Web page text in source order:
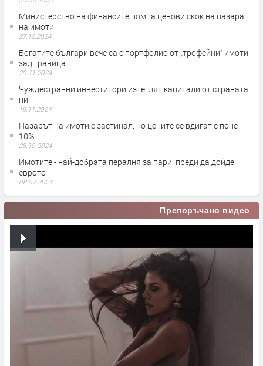
Министерство на финансите помпа ценови скок на пазара
на имоти
27.12.2024
Богатите българи вече са с портфолио от „трофейни“ имоти
зад граница
20.11.2024
Чуждестранни инвеститори изтеглят капитали от страната
ни
19.11.2024
Пазарът на имоти е застинал, но цените се вдигат с поне
10%
28.10.2024
Имотите - най-добрата пералня за пари, преди да дойде
еврото
08.07.2024
Препоръчано видео